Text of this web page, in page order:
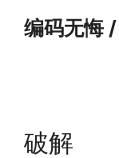
编码无悔
破解